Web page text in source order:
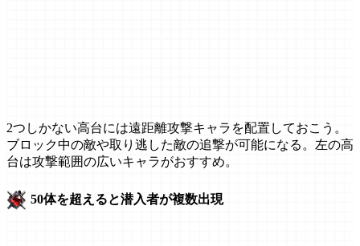
2つしかない高台には遠距離攻撃キャラを配置しておこう。
ブロック中の敵や取り逃した敵の追撃が可能になる。左の高
台は攻撃範囲の広いキャラがおすすめ。
50体を超えると潜入者が複数出現